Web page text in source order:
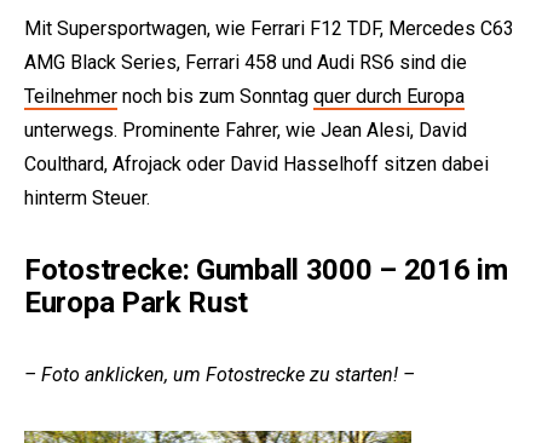
Mit Supersportwagen, wie Ferrari F12 TDF, Mercedes C63
AMG Black Series, Ferrari 458 und Audi RS6 sind die
Teilnehmer noch bis zum Sonntag quer durch Europa
unterwegs. Prominente Fahrer, wie Jean Alesi, David
Coulthard, Afrojack oder David Hasselhoff sitzen dabei
hinterm Steuer.
Fotostrecke: Gumball 3000 – 2016 im
Europa Park Rust
– Foto anklicken, um Fotostrecke zu starten! –